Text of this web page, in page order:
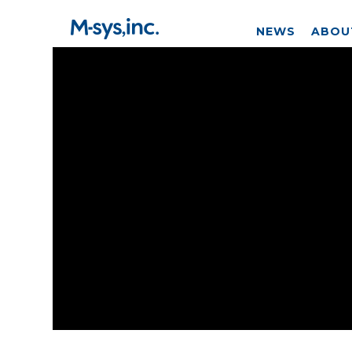
NEWS